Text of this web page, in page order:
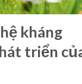
kháng
triển